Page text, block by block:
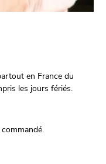
en France du
les jours fériés.